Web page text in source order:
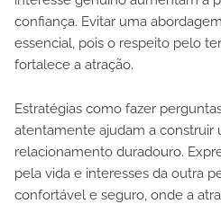
confiança. Evitar uma
essencial, pois o respeito pelo
fortalece a atração.
Estratégias como fazer
atentamente ajudam a construir
relacionamento duradouro.
pela vida e interesses da outra
confortável e seguro, onde a